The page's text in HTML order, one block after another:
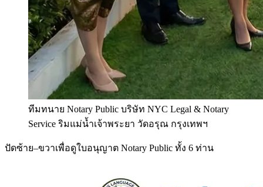
ทีมทนาย Notary Public บริษัท NYC Legal & Notary
Service ริมแม่น้ำเจ้าพระยา วัดอรุณ กรุงเทพฯ
ปัดซ้าย–ขวาเพื่อดูใบอนุญาต Notary Public ทั้ง 6 ท่าน